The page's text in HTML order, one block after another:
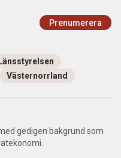
Prenumerera
Länsstyrelsen
Västernorrland
gedigen bakgrund som